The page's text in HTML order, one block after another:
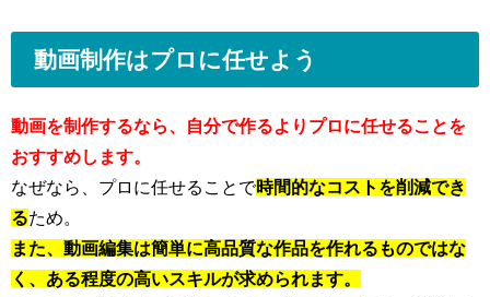
動画制作はプロに任せよう
動画を制作するなら、自分で作るよりプロに任せることを
おすすめします。
なぜなら、プロに任せることで時間的なコストを削減でき
るため。
また、動画編集は簡単に高品質な作品を作れるものではな
く、ある程度の高いスキルが求められます。